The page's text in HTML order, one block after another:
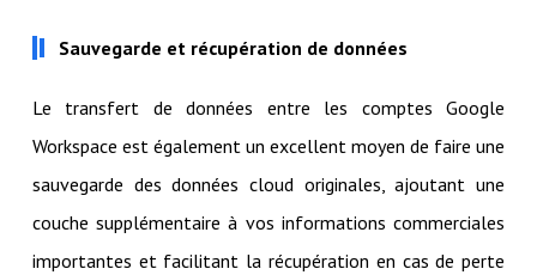
Sauvegarde et récupération de données
Le transfert de données entre les comptes Google
Workspace est également un excellent moyen de faire une
sauvegarde des données cloud originales, ajoutant une
couche supplémentaire à vos informations commerciales
importantes et facilitant la récupération en cas de perte